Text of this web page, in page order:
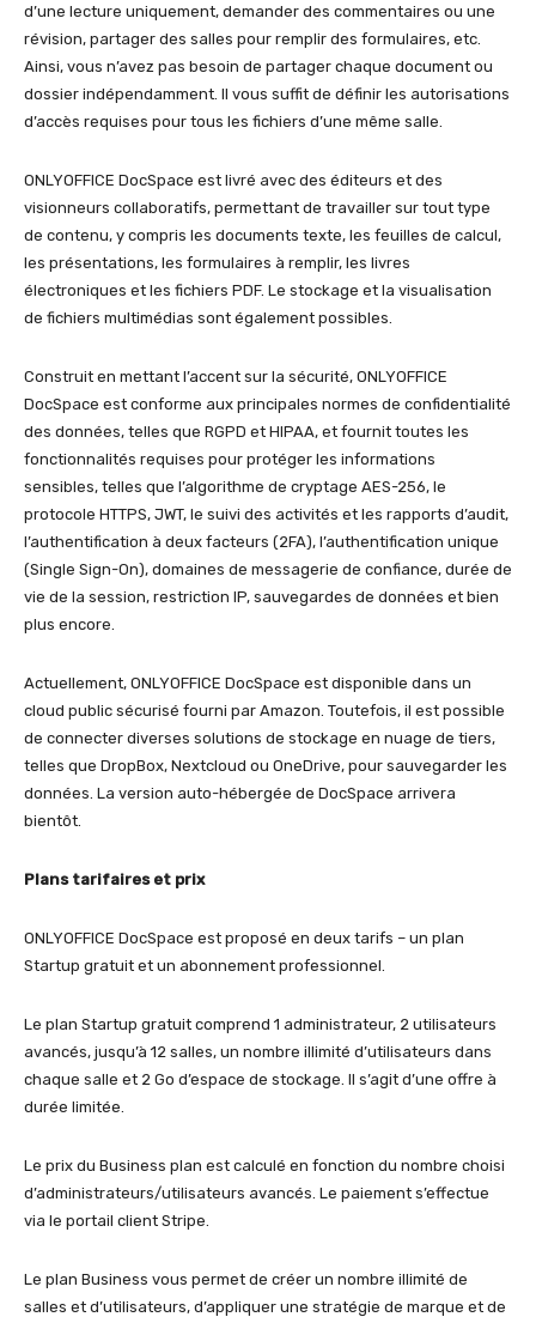
d’une lecture uniquement, demander des commentaires ou une
révision, partager des salles pour remplir des formulaires, etc.
Ainsi, vous n’avez pas besoin de partager chaque document ou
dossier indépendamment. Il vous suffit de définir les autorisations
d’accès requises pour tous les fichiers d’une même salle.
ONLYOFFICE DocSpace est livré avec des éditeurs et des
visionneurs collaboratifs, permettant de travailler sur tout type
de contenu, y compris les documents texte, les feuilles de calcul,
les présentations, les formulaires à remplir, les livres
électroniques et les fichiers PDF. Le stockage et la visualisation
de fichiers multimédias sont également possibles.
Construit en mettant l’accent sur la sécurité, ONLYOFFICE
DocSpace est conforme aux principales normes de confidentialité
des données, telles que RGPD et HIPAA, et fournit toutes les
fonctionnalités requises pour protéger les informations
sensibles, telles que l’algorithme de cryptage AES-256, le
protocole HTTPS, JWT, le suivi des activités et les rapports d’audit,
l’authentification à deux facteurs (2FA), l’authentification unique
(Single Sign-On), domaines de messagerie de confiance, durée de
vie de la session, restriction IP, sauvegardes de données et bien
plus encore.
Actuellement, ONLYOFFICE DocSpace est disponible dans un
cloud public sécurisé fourni par Amazon. Toutefois, il est possible
de connecter diverses solutions de stockage en nuage de tiers,
telles que DropBox, Nextcloud ou OneDrive, pour sauvegarder les
données. La version auto-hébergée de DocSpace arrivera
bientôt.
Plans tarifaires et prix
ONLYOFFICE DocSpace est proposé en deux tarifs – un plan
Startup gratuit et un abonnement professionnel.
Le plan Startup gratuit comprend 1 administrateur, 2 utilisateurs
avancés, jusqu’à 12 salles, un nombre illimité d’utilisateurs dans
chaque salle et 2 Go d’espace de stockage. Il s’agit d’une offre à
durée limitée.
Le prix du Business plan est calculé en fonction du nombre choisi
d’administrateurs/utilisateurs avancés. Le paiement s’effectue
via le portail client Stripe.
Le plan Business vous permet de créer un nombre illimité de
salles et d’utilisateurs, d’appliquer une stratégie de marque et de